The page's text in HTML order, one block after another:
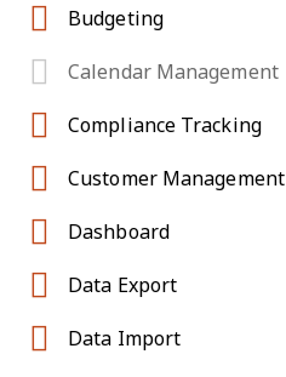
Budgeting
Calendar Management
Compliance Tracking
Customer Management
Dashboard
Data Export
Data Import